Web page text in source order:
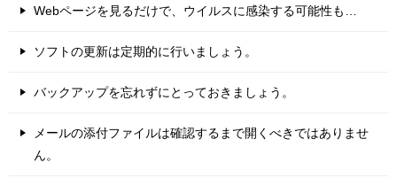
Webページを見るだけで、ウイルスに感染する可能性も…
ソフトの更新は定期的に行いましょう。
バックアップを忘れずにとっておきましょう。
メールの添付ファイルは確認するまで開くべきではありませ
ん。